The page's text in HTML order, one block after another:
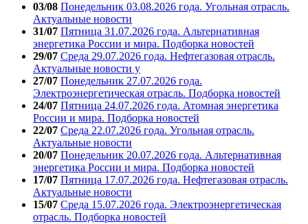
03/08 Понедельник 03.08.2026 года. Угольная отрасль.
Актуальные новости
31/07 Пятница 31.07.2026 года. Альтернативная
энергетика России и мира. Подборка новостей
29/07 Среда 29.07.2026 года. Нефтегазовая отрасль.
Актуальные новости у
27/07 Понедельник 27.07.2026 года.
Электроэнергетическая отрасль. Подборка новостей
24/07 Пятница 24.07.2026 года. Атомная энергетика
России и мира. Подборка новостей
22/07 Среда 22.07.2026 года. Угольная отрасль.
Актуальные новости
20/07 Понедельник 20.07.2026 года. Альтернативная
энергетика России и мира. Подборка новостей
17/07 Пятница 17.07.2026 года. Нефтегазовая отрасль.
Актуальные новости
15/07 Среда 15.07.2026 года. Электроэнергетическая
отрасль. Подборка новостей